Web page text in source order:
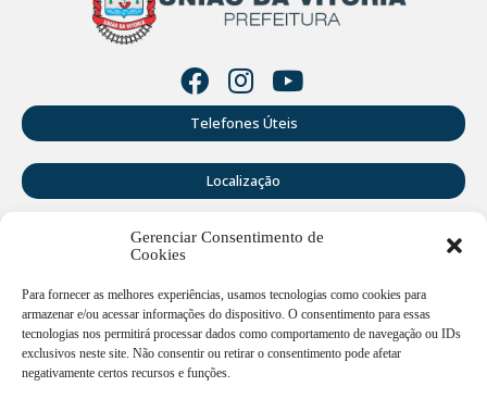
Gerenciar Consentimento de
Cookies
Para fornecer as melhores experiências, usamos tecnologias como cookies para
armazenar e/ou acessar informações do dispositivo. O consentimento para essas
tecnologias nos permitirá processar dados como comportamento de navegação ou IDs
exclusivos neste site. Não consentir ou retirar o consentimento pode afetar
negativamente certos recursos e funções.
Telefones Úteis
Localização
Perguntas Frequentes
Webmail
Rua Doutor Cruz Machado, 205 - Centro - União da Vitória -
PR